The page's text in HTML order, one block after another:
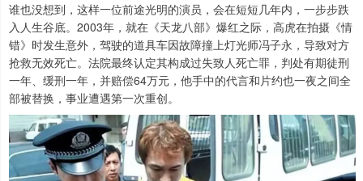
谁也没想到，这样一位前途光明的演员，会在短短几年内，一步步跌
入人生谷底。2003年，就在《天龙八部》爆红之际，高虎在拍摄《情
错》时发生意外，驾驶的道具车因故障撞上灯光师冯子永，导致对方
抢救无效死亡。法院最终认定其构成过失致人死亡罪，判处有期徒刑
一年、缓刑一年，并赔偿64万元，他手中的代言和片约也一夜之间全
部被替换，事业遭遇第一次重创。